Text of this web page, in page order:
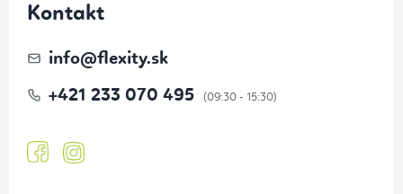
Kontakt
info@flexity.sk
+421 233 070 495